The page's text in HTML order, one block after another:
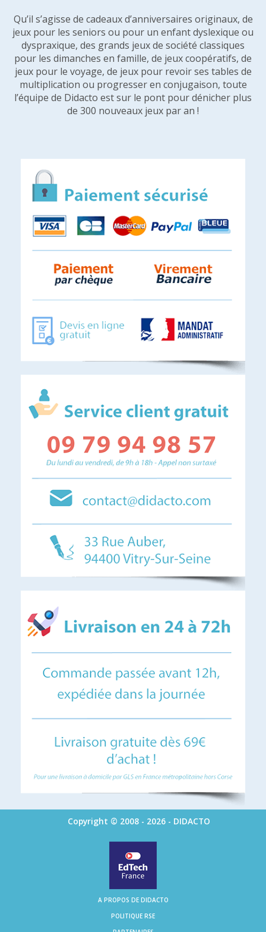
Qu’il s’agisse de cadeaux d’anniversaires originaux, de
jeux pour les seniors ou pour un enfant dyslexique ou
dyspraxique, des grands jeux de société classiques
pour les dimanches en famille, de jeux coopératifs, de
jeux pour le voyage, de jeux pour revoir ses tables de
multiplication ou progresser en conjugaison, toute
l’équipe de Didacto est sur le pont pour dénicher plus
de 300 nouveaux jeux par an !
Copyright © 2008 - 2026 - DIDACTO
A PROPOS DE DIDACTO
POLITIQUE RSE